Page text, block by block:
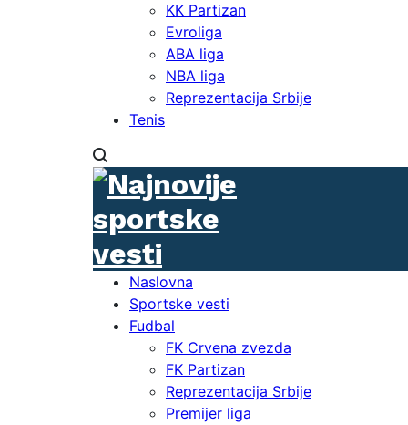
KK Partizan
Evroliga
ABA liga
NBA liga
Reprezentacija Srbije
Tenis
Naslovna
Sportske vesti
Fudbal
FK Crvena zvezda
FK Partizan
Reprezentacija Srbije
Premijer liga